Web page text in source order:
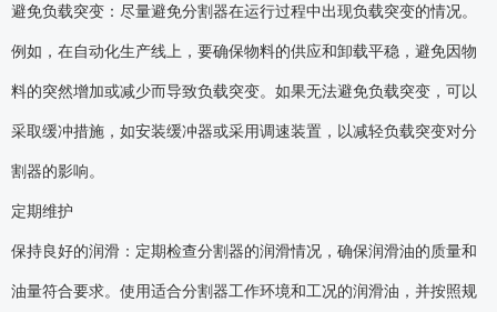
避免负载突变：尽量避免分割器在运行过程中出现负载突变的情况。
例如，在自动化生产线上，要确保物料的供应和卸载平稳，避免因物
料的突然增加或减少而导致负载突变。如果无法避免负载突变，可以
采取缓冲措施，如安装缓冲器或采用调速装置，以减轻负载突变对分
割器的影响。
定期维护
保持良好的润滑：定期检查分割器的润滑情况，确保润滑油的质量和
油量符合要求。使用适合分割器工作环境和工况的润滑油，并按照规